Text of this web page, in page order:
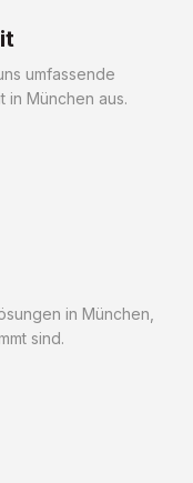
umfassende
in München aus.
in München,
sind.